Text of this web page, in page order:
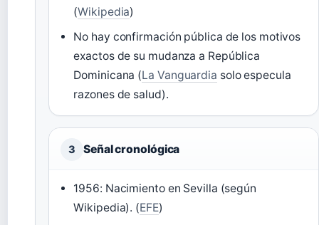
(Wikipedia)
No hay confirmación pública de los motivos
exactos de su mudanza a República
Dominicana (La Vanguardia solo especula
razones de salud).
3 Señal cronológica
1956: Nacimiento en Sevilla (según
Wikipedia). (EFE)